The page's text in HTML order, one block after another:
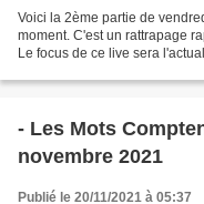
Voici la 2ème partie de
moment. C'est un rattrapage
Le focus de ce live sera
- Les Mots
novembre 2021
Publié le 20/11/2021 à 05:37